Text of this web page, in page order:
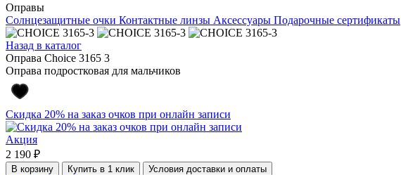
Оправы
Солнцезащитные очки Контактные линзы Аксессуары Подарочные сертификаты
Назад в каталог
Оправа Choice 3165 3
Оправа подростковая для мальчиков
Скидка 20% на заказ очков при онлайн записи
Акция
2 190 ₽
В корзину Купить в 1 клик Условия доставки и оплаты